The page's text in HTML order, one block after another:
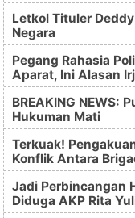
Letkol Tituler
Negara
Pegang Rahasia
Aparat, Ini Alasan
BREAKING NEWS:
Hukuman Mati
Terkuak!
Konflik Antara
Jadi Perbincangan
Diduga AKP Rita